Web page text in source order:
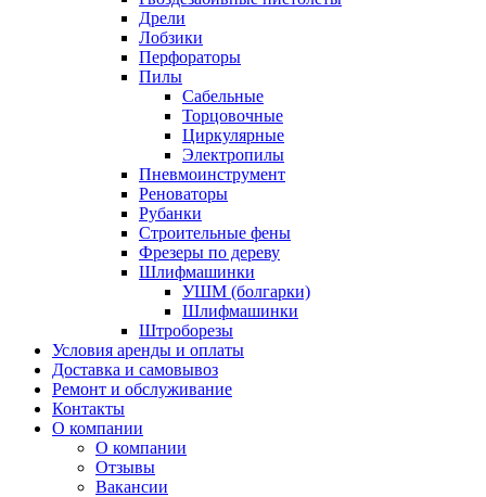
Дрели
Лобзики
Перфораторы
Пилы
Сабельные
Торцовочные
Циркулярные
Электропилы
Пневмоинструмент
Реноваторы
Рубанки
Строительные фены
Фрезеры по дереву
Шлифмашинки
УШМ (болгарки)
Шлифмашинки
Штроборезы
Условия аренды и оплаты
Доставка и самовывоз
Ремонт и обслуживание
Контакты
О компании
О компании
Отзывы
Вакансии